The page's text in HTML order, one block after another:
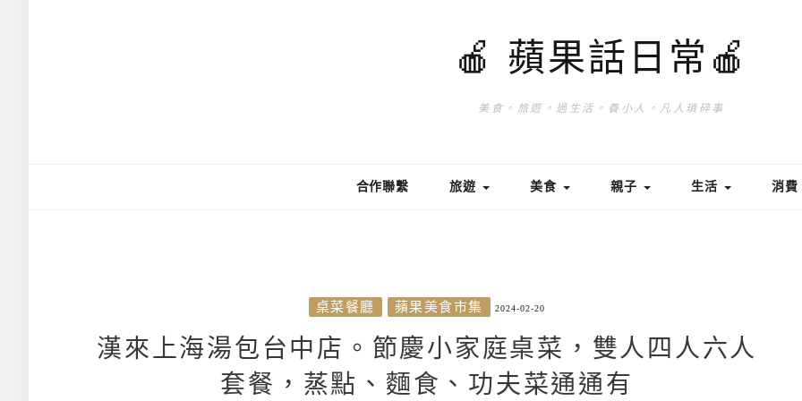
🍎 蘋果話日常🍎
美食。旅遊。過生活。養小人。凡人瑣碎事
合作聯繫 旅遊 美食 親子 生活 消費
桌菜餐廳 蘋果美食市集 2024-02-20
漢來上海湯包台中店。節慶小家庭桌菜，雙人四人六人
套餐，蒸點、麵食、功夫菜通通有